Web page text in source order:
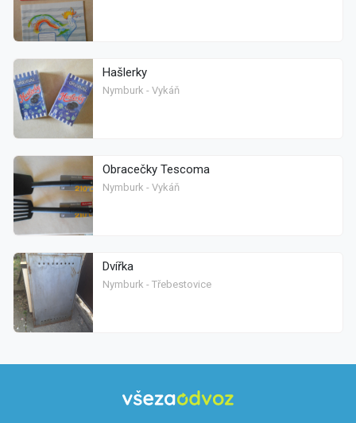
Hašlerky
Nymburk - Vykáň
Obracečky Tescoma
Nymburk - Vykáň
Dvířka
Nymburk - Třebestovice